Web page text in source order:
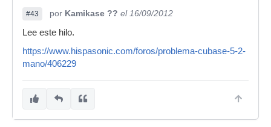
#43 por Kamikase ?? el 16/09/2012
Lee este hilo.
https://www.hispasonic.com/foros/problema-cubase-5-2-
mano/406229